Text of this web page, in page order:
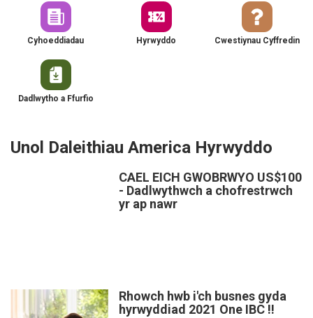
Cyhoeddiadau Hyrwyddo Cwestiynau Cyffredin
Dadlwytho a Ffurfio
Unol Daleithiau America Hyrwyddo
CAEL EICH GWOBRWYO US$100
- Dadlwythwch a chofrestrwch
yr ap nawr
Rhowch hwb i'ch busnes gyda
hyrwyddiad 2021 One IBC !!